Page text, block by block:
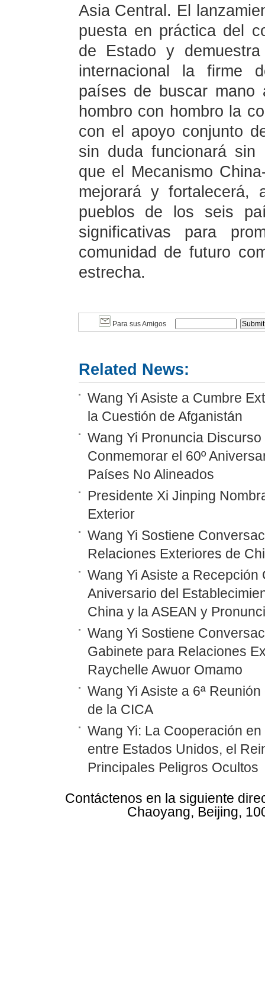
Asia Central. El
puesta en práctica del
de Estado y
internacional la firme
países de buscar mano
hombro con hombro la
con el apoyo conjunto
sin duda funcionará
que el Mecanismo
mejorará y fortalecerá,
pueblos de los seis
significativas para
comunidad de futuro
estrecha.
Para sus Amigos
Related News:
Wang Yi Asiste a Cumbre
la Cuestión de Afganistán
Wang Yi Pronuncia
Conmemorar el 60º
Países No Alineados
Presidente Xi Jinping
Exterior
Wang Yi Sostiene
Relaciones Exteriores de
Wang Yi Asiste a Recepción
Aniversario del
China y la ASEAN y
Wang Yi Sostiene
Gabinete para Relaciones
Raychelle Awuor Omamo
Wang Yi Asiste a 6ª
de la CICA
Wang Yi: La Cooperación
entre Estados Unidos, el
Principales Peligros Ocultos
Contáctenos en la siguiente
Chaoyang, Beijing,